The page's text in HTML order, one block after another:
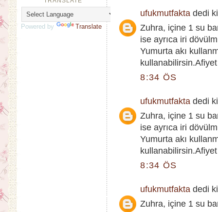
ufukmutfakta dedi
Zuhra, içine 1 su
ise ayrıca iri
Yumurta akı
8:34 ÖS
ufukmutfakta dedi
Zuhra, içine 1 su
ise ayrıca iri
Yumurta akı
8:34 ÖS
ufukmutfakta dedi
Zuhra, içine 1 su
Powered by Translate